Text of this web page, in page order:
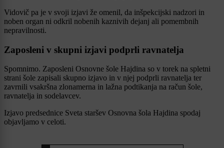
Vidovič pa je v svoji izjavi že omenil, da inšpekcijski nadzori in
noben organ ni odkril nobenih kaznivih dejanj ali pomembnih
nepravilnosti.
Zaposleni v skupni izjavi podprli ravnatelja
Spomnimo. Zaposleni Osnovne šole Hajdina so v torek na spletni
strani šole zapisali skupno izjavo in v njej podprli ravnatelja ter
zavrnili vsakršna zlonamerna in lažna podtikanja na račun šole,
ravnatelja in sodelavcev.
Izjavo predsednice Sveta staršev Osnovna šola Hajdina spodaj
objavljamo v celoti.